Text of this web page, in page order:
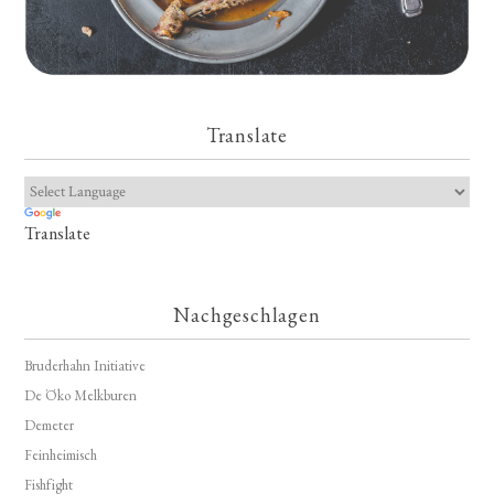
Translate
Translate
Nachgeschlagen
Bruderhahn Initiative
De Öko Melkburen
Demeter
Feinheimisch
Fishfight